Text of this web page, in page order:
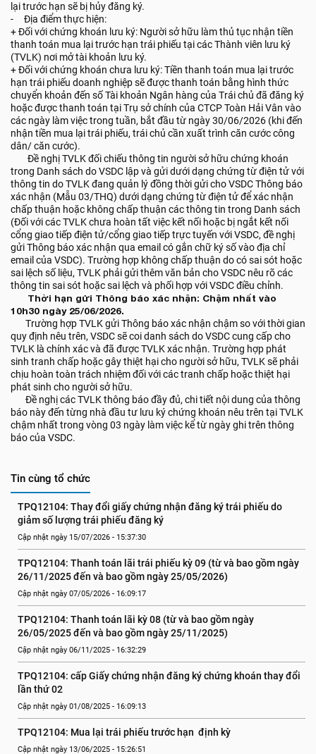
lại trước hạn sẽ bị hủy đăng ký.
- Địa điểm thực hiện:
+ Đối với chứng khoán lưu ký: Người sở hữu làm thủ tục nhận tiền
thanh toán mua lại trước hạn trái phiếu tại các Thành viên lưu ký
(TVLK) nơi mở tài khoản lưu ký.
+ Đối với chứng khoán chưa lưu ký: Tiền thanh toán mua lại trước
hạn trái phiếu doanh nghiệp sẽ được thanh toán bằng hình thức
chuyển khoản đến số Tài khoản Ngân hàng của Trái chủ đã đăng ký
hoặc được thanh toán tại Trụ sở chính của CTCP Toàn Hải Vân vào
các ngày làm việc trong tuần, bắt đầu từ ngày 30/06/2026 (khi đến
nhận tiền mua lại trái phiếu, trái chủ cần xuất trình căn cước công
dân/ căn cước).
Đề nghị TVLK đối chiếu thông tin người sở hữu chứng khoán
trong Danh sách do VSDC lập và gửi dưới dạng chứng từ điện tử với
thông tin do TVLK đang quản lý đồng thời gửi cho VSDC Thông báo
xác nhận (Mẫu 03/THQ) dưới dạng chứng từ điện tử để xác nhận
chấp thuận hoặc không chấp thuận các thông tin trong Danh sách
(Đối với các TVLK chưa hoàn tất việc kết nối hoặc bị ngắt kết nối
cổng giao tiếp điện tử/cổng giao tiếp trực tuyến với VSDC, đề nghị
gửi Thông báo xác nhận qua email có gắn chữ ký số vào địa chỉ
email của VSDC). Trường hợp không chấp thuận do có sai sót hoặc
sai lệch số liệu, TVLK phải gửi thêm văn bản cho VSDC nêu rõ các
thông tin sai sót hoặc sai lệch và phối hợp với VSDC điều chỉnh.
Thời hạn gửi Thông báo xác nhận: Chậm nhất vào
10h30 ngày 25/06/2026.
Trường hợp TVLK gửi Thông báo xác nhận chậm so với thời gian
quy định nêu trên, VSDC sẽ coi danh sách do VSDC cung cấp cho
TVLK là chính xác và đã được TVLK xác nhận. Trường hợp phát
sinh tranh chấp hoặc gây thiệt hại cho người sở hữu, TVLK sẽ phải
chịu hoàn toàn trách nhiệm đối với các tranh chấp hoặc thiệt hại
phát sinh cho người sở hữu.
Đề nghị các TVLK thông báo đầy đủ, chi tiết nội dung của thông
báo này đến từng nhà đầu tư lưu ký chứng khoán nêu trên tại TVLK
chậm nhất trong vòng 03 ngày làm việc kể từ ngày ghi trên thông
báo của VSDC.
Tin cùng tổ chức
TPQ12104: Thay đổi giấy chứng nhận đăng ký trái phiếu do
giảm số lượng trái phiếu đăng ký
Cập nhật ngày 15/07/2026 - 15:37:30
TPQ12104: Thanh toán lãi trái phiếu kỳ 09 (từ và bao gồm ngày
26/11/2025 đến và bao gồm ngày 25/05/2026)
Cập nhật ngày 07/05/2026 - 16:09:17
TPQ12104: Thanh toán lãi kỳ 08 (từ và bao gồm ngày
26/05/2025 đến và bao gồm ngày 25/11/2025)
Cập nhật ngày 06/11/2025 - 16:32:29
TPQ12104: cấp Giấy chứng nhận đăng ký chứng khoán thay đổi
lần thứ 02
Cập nhật ngày 01/08/2025 - 16:09:13
TPQ12104: Mua lại trái phiếu trước hạn  định kỳ
Cập nhật ngày 13/06/2025 - 15:26:51